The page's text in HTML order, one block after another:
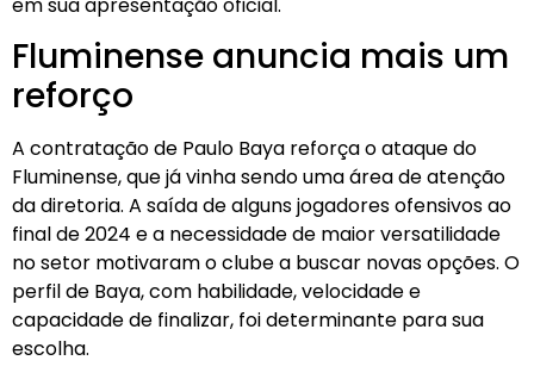
Fluminense anuncia mais um
reforço
A contratação de Paulo Baya reforça o ataque do
Fluminense, que já vinha sendo uma área de atenção
da diretoria. A saída de alguns jogadores ofensivos ao
final de 2024 e a necessidade de maior versatilidade
no setor motivaram o clube a buscar novas opções. O
perfil de Baya, com habilidade, velocidade e
capacidade de finalizar, foi determinante para sua
escolha.